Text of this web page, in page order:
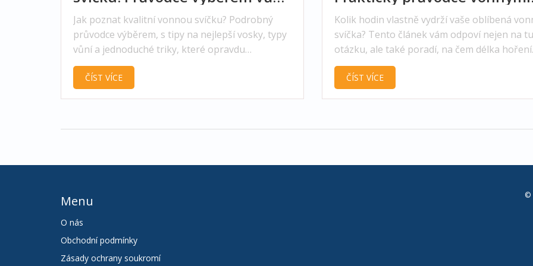
a kvality
Jak poznat kvalitní vonnou svíčku? Podrobný
průvodce výběrem, s tipy na nejlepší vosky, typy
vůní a jednoduché triky, které opravdu
pomohou navodit tu pravou atmosféru.
ČÍST VÍCE
svíčkami
Kolik hodin vlastně vydrží vaše oblíbená
svíčka? Tento článek vám odpoví nejen na
otázku, ale také poradí, na čem délka hoření
skutečně závisí. Zjistíte, jak vybrat svíčku,
vydrží co nejdéle, i co dělat, aby hořela
rovnoměrně a naplno využila svůj vosk.
tady odpovědi i jednoduché rady.
ČÍST VÍCE
Menu
O nás
Obchodní podmínky
Zásady ochrany soukromí
©